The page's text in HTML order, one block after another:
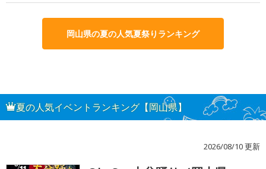
岡山県の夏の人気夏祭りランキング
夏の人気イベントランキング【岡山県】
2026/08/10 更新